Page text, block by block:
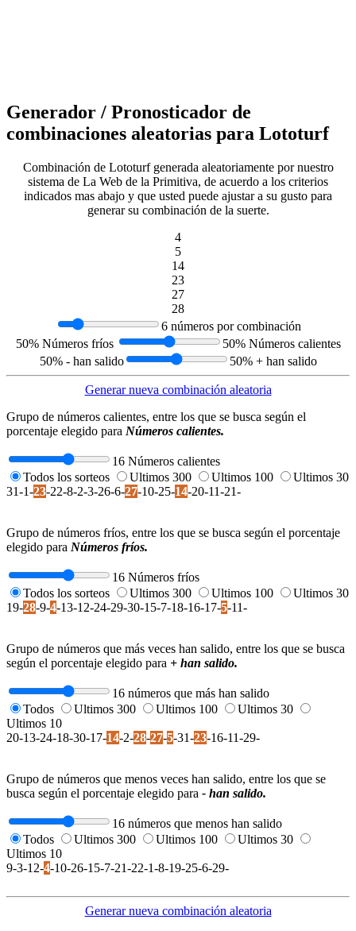
Generador / Pronosticador de
combinaciones aleatorias para Lototurf
Combinación de Lototurf generada aleatoriamente por nuestro
sistema de La Web de la Primitiva, de acuerdo a los criterios
indicados mas abajo y que usted puede ajustar a su gusto para
generar su combinación de la suerte.
4
5
14
23
27
28
6 números por combinación
50% Números fríos
50% Números calientes
50% - han salido
50% + han salido
Generar nueva combinación aleatoria
Grupo de números calientes, entre los que se busca según el
porcentaje elegido para Números calientes.
16 Números calientes
Todos los sorteos
Ultimos 300 Ultimos 100
Ultimos 30
31-1-23-22-8-2-3-26-6-27-10-25-14-20-11-21-
Grupo de números fríos, entre los que se busca según el porcentaje
elegido para Números fríos.
16 Números fríos
Todos los sorteos
Ultimos 300 Ultimos 100
Ultimos 30
19-28-9-4-13-12-24-29-30-15-7-18-16-17-5-11-
Grupo de números que más veces han salido, entre los que se busca
según el porcentaje elegido para + han salido.
16 números que más han salido
Todos
Ultimos 300 Ultimos 100
Ultimos 30
Ultimos 10
20-13-24-18-30-17-14-2-28-27-5-31-23-16-11-29-
Grupo de números que menos veces han salido, entre los que se
busca según el porcentaje elegido para - han salido.
16 números que menos han salido
Todos
Ultimos 300 Ultimos 100
Ultimos 30
Ultimos 10
9-3-12-4-10-26-15-7-21-22-1-8-19-25-6-29-
Generar nueva combinación aleatoria